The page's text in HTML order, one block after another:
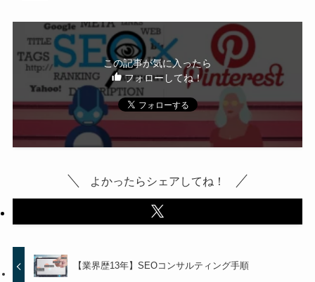
この記事が気に入ったら
フォローしてね！
よかったらシェアしてね！
【業界歴13年】SEOコンサルティング手順